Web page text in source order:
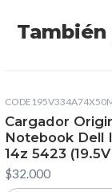
Cargador
Notebook Dell
14z 5423
$32.000